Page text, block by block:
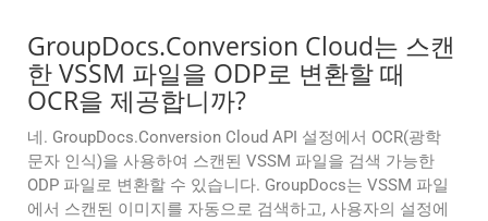
GroupDocs.Conversion Cloud는 스캔
한 VSSM 파일을 ODP로 변환할 때
OCR을 제공합니까?
네. GroupDocs.Conversion Cloud API 설정에서 OCR(광학
문자 인식)을 사용하여 스캔된 VSSM 파일을 검색 가능한
ODP 파일로 변환할 수 있습니다. GroupDocs는 VSSM 파일
에서 스캔된 이미지를 자동으로 검색하고, 사용자의 설정에